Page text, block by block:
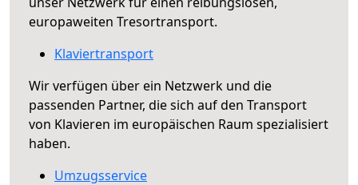
europaweiten Tresortransport.
Klaviertransport
Wir verfügen über ein Netzwerk und die
passenden Partner, die sich auf den Transport
von Klavieren im europäischen Raum spezialisiert
haben.
Umzugsservice